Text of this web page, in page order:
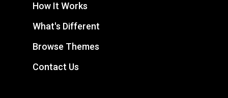
How It Works
What's Different
Browse Themes
Contact Us